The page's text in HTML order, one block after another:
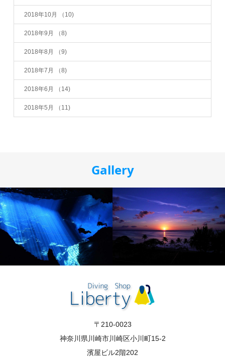
2018年10月 （10)
2018年9月 （8)
2018年8月 （9)
2018年7月 （8)
2018年6月 （14)
2018年5月 （11)
Gallery
〒210-0023
神奈川県川崎市川崎区小川町15-2
濱屋ビル2階202